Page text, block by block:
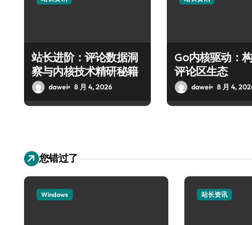
站长进阶：评论数据洞
察与内核技术精研秘籍
dawei 8 月 4, 2026
Go内核驱动：
评论区生态
dawei 8 月 4,
您错过了
Windows 站长资讯